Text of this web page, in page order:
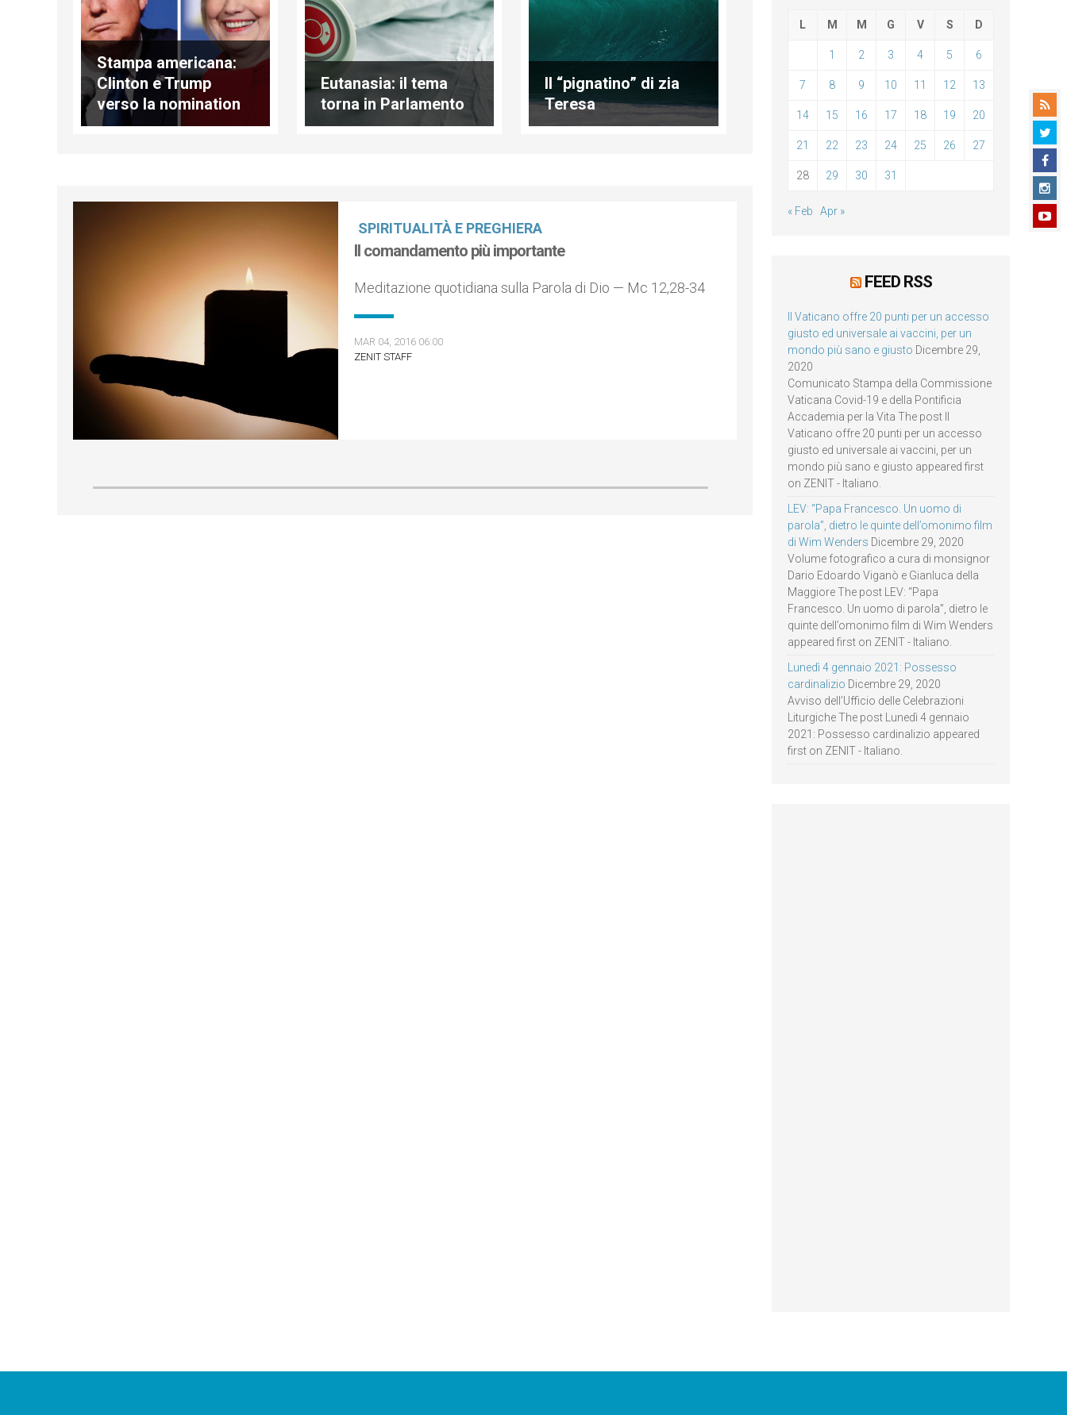
Stampa americana:
Clinton e Trump
verso la nomination
Eutanasia: il tema
torna in Parlamento
Il “pignatino” di zia
Teresa
SPIRITUALITÀ E PREGHIERA
Il comandamento più importante
Meditazione quotidiana sulla Parola di Dio — Mc 12,28-34
MAR 04, 2016 06:00
ZENIT STAFF
L M M G V S D
1 2 3 4 5 6
7 8 9 10 11 12 13
14 15 16 17 18 19 20
21 22 23 24 25 26 27
28 29 30 31
« Feb Apr »
FEED RSS
Il Vaticano offre 20 punti per un accesso
giusto ed universale ai vaccini, per un
mondo più sano e giusto Dicembre 29,
2020
Comunicato Stampa della Commissione
Vaticana Covid-19 e della Pontificia
Accademia per la Vita The post Il
Vaticano offre 20 punti per un accesso
giusto ed universale ai vaccini, per un
mondo più sano e giusto appeared first
on ZENIT - Italiano.
LEV: “Papa Francesco. Un uomo di
parola”, dietro le quinte dell’omonimo film
di Wim Wenders Dicembre 29, 2020
Volume fotografico a cura di monsignor
Dario Edoardo Viganò e Gianluca della
Maggiore The post LEV: “Papa
Francesco. Un uomo di parola”, dietro le
quinte dell’omonimo film di Wim Wenders
appeared first on ZENIT - Italiano.
Lunedì 4 gennaio 2021: Possesso
cardinalizio Dicembre 29, 2020
Avviso dell’Ufficio delle Celebrazioni
Liturgiche The post Lunedì 4 gennaio
2021: Possesso cardinalizio appeared
first on ZENIT - Italiano.